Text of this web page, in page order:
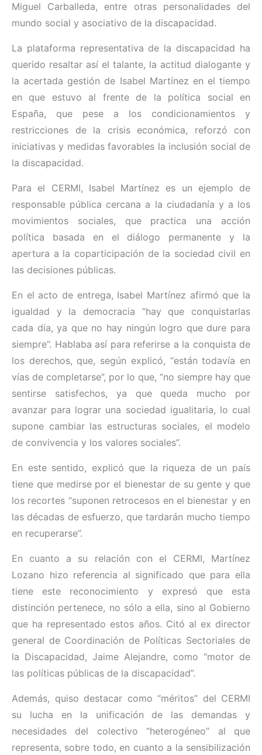
Miguel Carballeda, entre otras personalidades del
mundo social y asociativo de la discapacidad.
La plataforma representativa de la discapacidad ha
querido resaltar así el talante, la actitud dialogante y
la acertada gestión de Isabel Martínez en el tiempo
en que estuvo al frente de la política social en
España, que pese a los condicionamientos y
restricciones de la crisis económica, reforzó con
iniciativas y medidas favorables la inclusión social de
la discapacidad.
Para el CERMI, Isabel Martínez es un ejemplo de
responsable pública cercana a la ciudadanía y a los
movimientos sociales, que practica una acción
política basada en el diálogo permanente y la
apertura a la coparticipación de la sociedad civil en
las decisiones públicas.
En el acto de entrega, Isabel Martínez afirmó que la
igualdad y la democracia “hay que conquistarlas
cada día, ya que no hay ningún logro que dure para
siempre”. Hablaba así para referirse a la conquista de
los derechos, que, según explicó, “están todavía en
vías de completarse”, por lo que, “no siempre hay que
sentirse satisfechos, ya que queda mucho por
avanzar para lograr una sociedad igualitaria, lo cual
supone cambiar las estructuras sociales, el modelo
de convivencia y los valores sociales”.
En este sentido, explicó que la riqueza de un país
tiene que medirse por el bienestar de su gente y que
los recortes “suponen retrocesos en el bienestar y en
las décadas de esfuerzo, que tardarán mucho tiempo
en recuperarse”.
En cuanto a su relación con el CERMI, Martínez
Lozano hizo referencia al significado que para ella
tiene este reconocimiento y expresó que esta
distinción pertenece, no sólo a ella, sino al Gobierno
que ha representado estos años. Citó al ex director
general de Coordinación de Políticas Sectoriales de
la Discapacidad, Jaime Alejandre, como “motor de
las políticas públicas de la discapacidad”.
Además, quiso destacar como “méritos” del CERMI
su lucha en la unificación de las demandas y
necesidades del colectivo “heterogéneo” al que
representa, sobre todo, en cuanto a la sensibilización